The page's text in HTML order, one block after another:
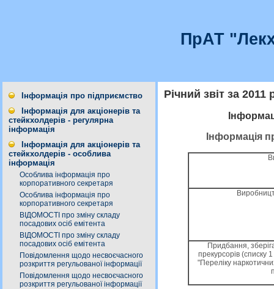
ПрАТ
Інформація про підприємство
Інформація для акціонерів та
стейкхолдерів - регулярна
інформація
Інформація для акціонерів та
стейкхолдерів - особлива
інформація
Особлива інформація про
корпоративного секретаря
Особлива інформація про
корпоративного секретаря
ВІДОМОСТІ про зміну складу
посадових осіб емітента
ВІДОМОСТІ про зміну складу
посадових осіб емітента
Повідомлення щодо несвоєчасного
розкриття регульованої інформації
Повідомлення щодо несвоєчасного
розкриття регульованої інформації
Річний звіт за 2011
Інформація
Придбання,
прекурсорiв (списку
"Перелiку